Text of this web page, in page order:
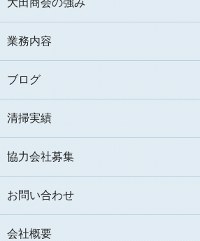
業務内容
ブログ
清掃実績
協力会社募集
お問い合わせ
会社概要